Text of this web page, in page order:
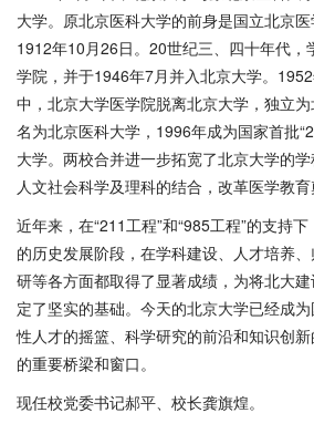
大学。原北京医科大学的前身是国立北京
1912年10月26日。20世纪三、四十年代，
学院，并于1946年7月并入北京大学。
中，北京大学医学院脱离北京大学，独立
名为北京医科大学，1996年成为国家首批
大学。两校合并进一步拓宽了北京大学的
人文社会科学及理科的结合，改革医学教育
近年来，在“211工程”和“985工程”的支持
的历史发展阶段，在学科建设、人才培养
研等各方面都取得了显著成绩，为将北大
定了坚实的基础。今天的北京大学已经成
性人才的摇篮、科学研究的前沿和知识创
的重要桥梁和窗口。
现任校党委书记郝平、校长龚旗煌。